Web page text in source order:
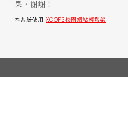
果，謝謝！
本系統使用 XOOPS校園網站輕鬆架